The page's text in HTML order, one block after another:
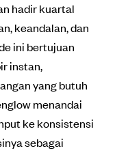
hadir kuartal
keandalan, dan
ini bertujuan
instan,
yang butuh
menandai
ke konsistensi
sebagai